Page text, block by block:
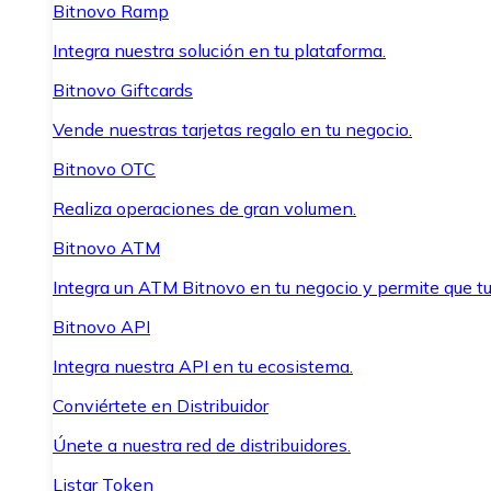
Bitnovo Ramp
Integra nuestra solución en tu plataforma.
Bitnovo Giftcards
Vende nuestras tarjetas regalo en tu negocio.
Bitnovo OTC
Realiza operaciones de gran volumen.
Bitnovo ATM
Integra un ATM Bitnovo en tu negocio y permite que
Bitnovo API
Integra nuestra API en tu ecosistema.
Conviértete en Distribuidor
Únete a nuestra red de distribuidores.
Listar Token